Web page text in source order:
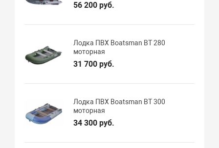
56 200 руб.
Лодка ПВХ Boatsman BT 280
моторная
31 700 руб.
Лодка ПВХ Boatsman BT 300
моторная
34 300 руб.